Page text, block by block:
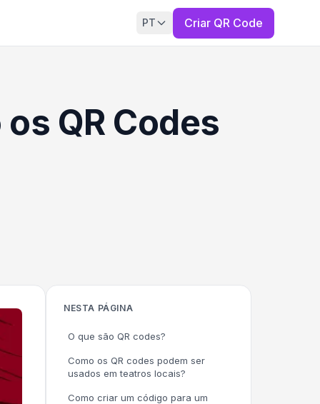
PT Criar QR Code
QR Codes
NESTA PÁGINA
O que são QR codes?
Como os QR codes podem ser
usados em teatros locais?
Como criar um código para um